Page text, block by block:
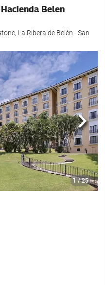
Belen
La Ribera de Belén - San
1 / 25